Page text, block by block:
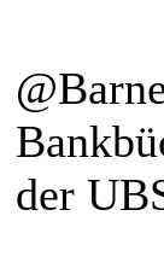
der